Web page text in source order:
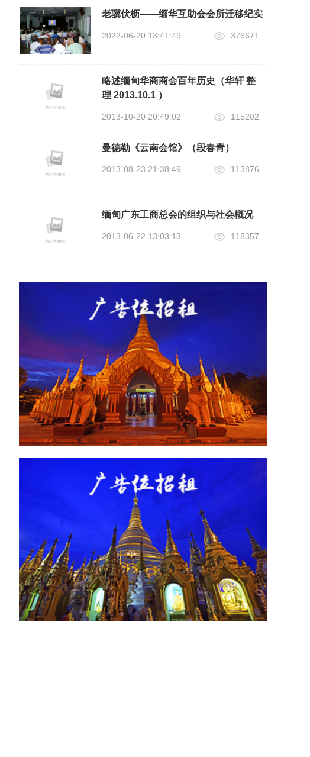
老骥伏枥——缅华互助会会所迁移纪实
2022-06-20 13:41:49 376671
略述缅甸华商商会百年历史（华轩 整
理 2013.10.1 ）
2013-10-20 20:49:02 115202
曼德勒《云南会馆》（段春青）
2013-08-23 21:38:49 113876
缅甸广东工商总会的组织与社会概况
2013-06-22 13:03:13 118357